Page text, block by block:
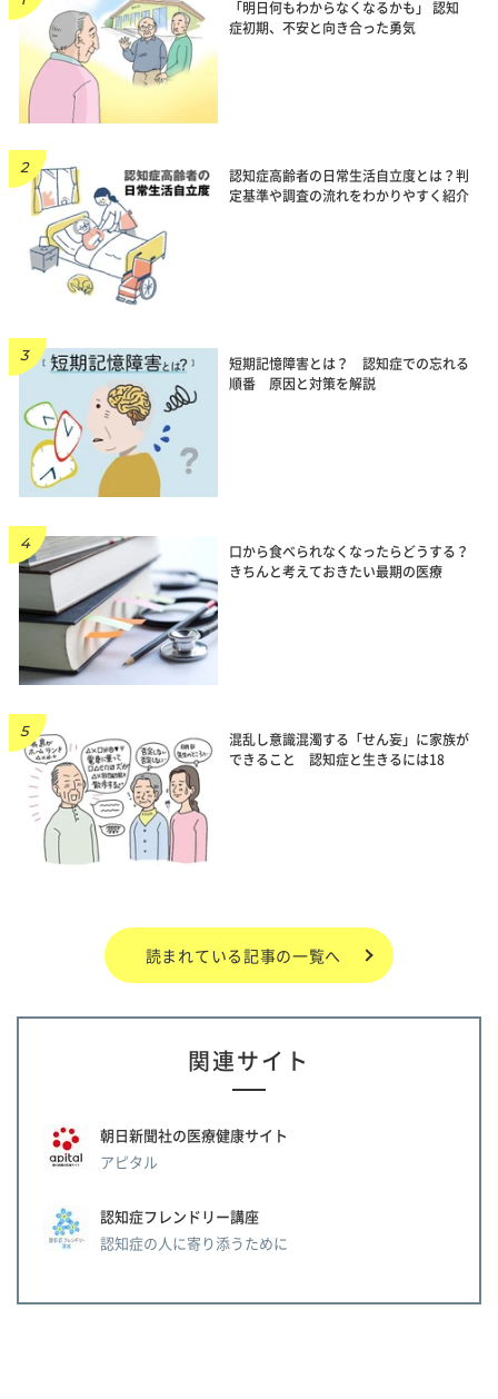
「明日何もわからなくなるかも」 認知
症初期、不安と向き合った勇気
認知症高齢者の日常生活自立度とは？判
定基準や調査の流れをわかりやすく紹介
短期記憶障害とは？ 認知症での忘れる
順番 原因と対策を解説
口から食べられなくなったらどうする？
きちんと考えておきたい最期の医療
混乱し意識混濁する「せん妄」に家族が
できること 認知症と生きるには18
読まれている記事の一覧へ
関連サイト
朝日新聞社の医療健康サイト
アピタル
認知症フレンドリー講座
認知症の人に寄り添うために